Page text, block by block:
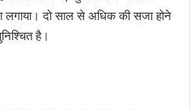
लगाया। दो साल से अधिक की सजा होने
है।